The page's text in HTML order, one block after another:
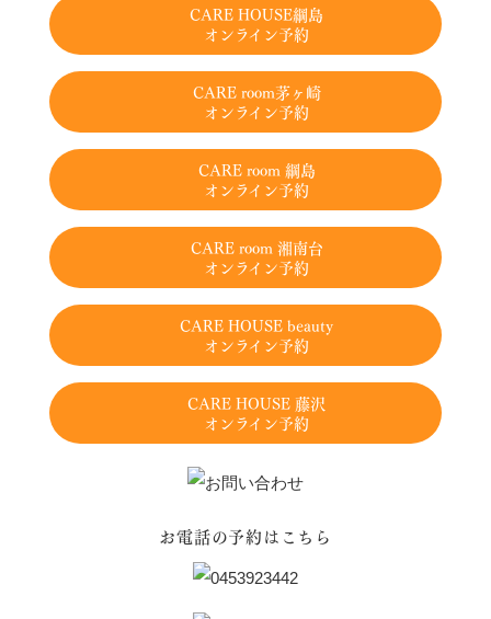
CARE HOUSE綱島
オンライン予約
CARE room茅ヶ崎
オンライン予約
CARE room 綱島
オンライン予約
CARE room 湘南台
オンライン予約
CARE HOUSE beauty
オンライン予約
CARE HOUSE 藤沢
オンライン予約
お電話の予約はこちら